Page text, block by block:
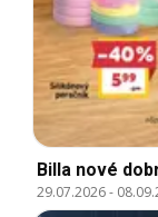
Billa nové
29.07.2026-